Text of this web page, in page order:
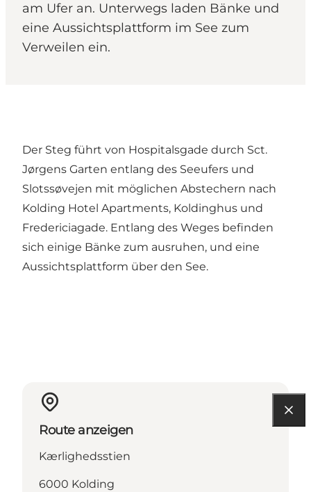
am Ufer an. Unterwegs laden Bänke und
eine Aussichtsplattform im See zum
Verweilen ein.
Der Steg führt von Hospitalsgade durch Sct.
Jørgens Garten entlang des Seeufers und
Slotssøvejen mit möglichen Abstechern nach
Kolding Hotel Apartments, Koldinghus und
Fredericiagade. Entlang des Weges befinden
sich einige Bänke zum ausruhen, und eine
Aussichtsplattform über den See.
Route anzeigen
Kærlighedsstien
6000 Kolding